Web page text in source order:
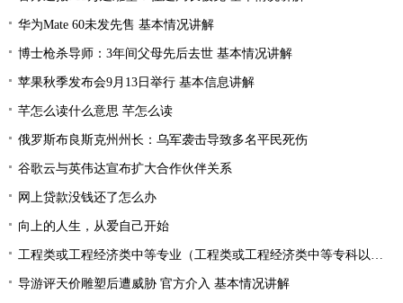
华为Mate 60未发先售 基本情况讲解
博士枪杀导师：3年间父母先后去世 基本情况讲解
苹果秋季发布会9月13日举行 基本信息讲解
芊怎么读什么意思 芊怎么读
俄罗斯布良斯克州州长：乌军袭击导致多名平民死伤
谷歌云与英伟达宣布扩大合作伙伴关系
网上贷款没钱还了怎么办
向上的人生，从爱自己开始
工程类或工程经济类中等专业（工程类或工程经济类中等专科以上学历）
导游评天价雕塑后遭威胁 官方介入 基本情况讲解